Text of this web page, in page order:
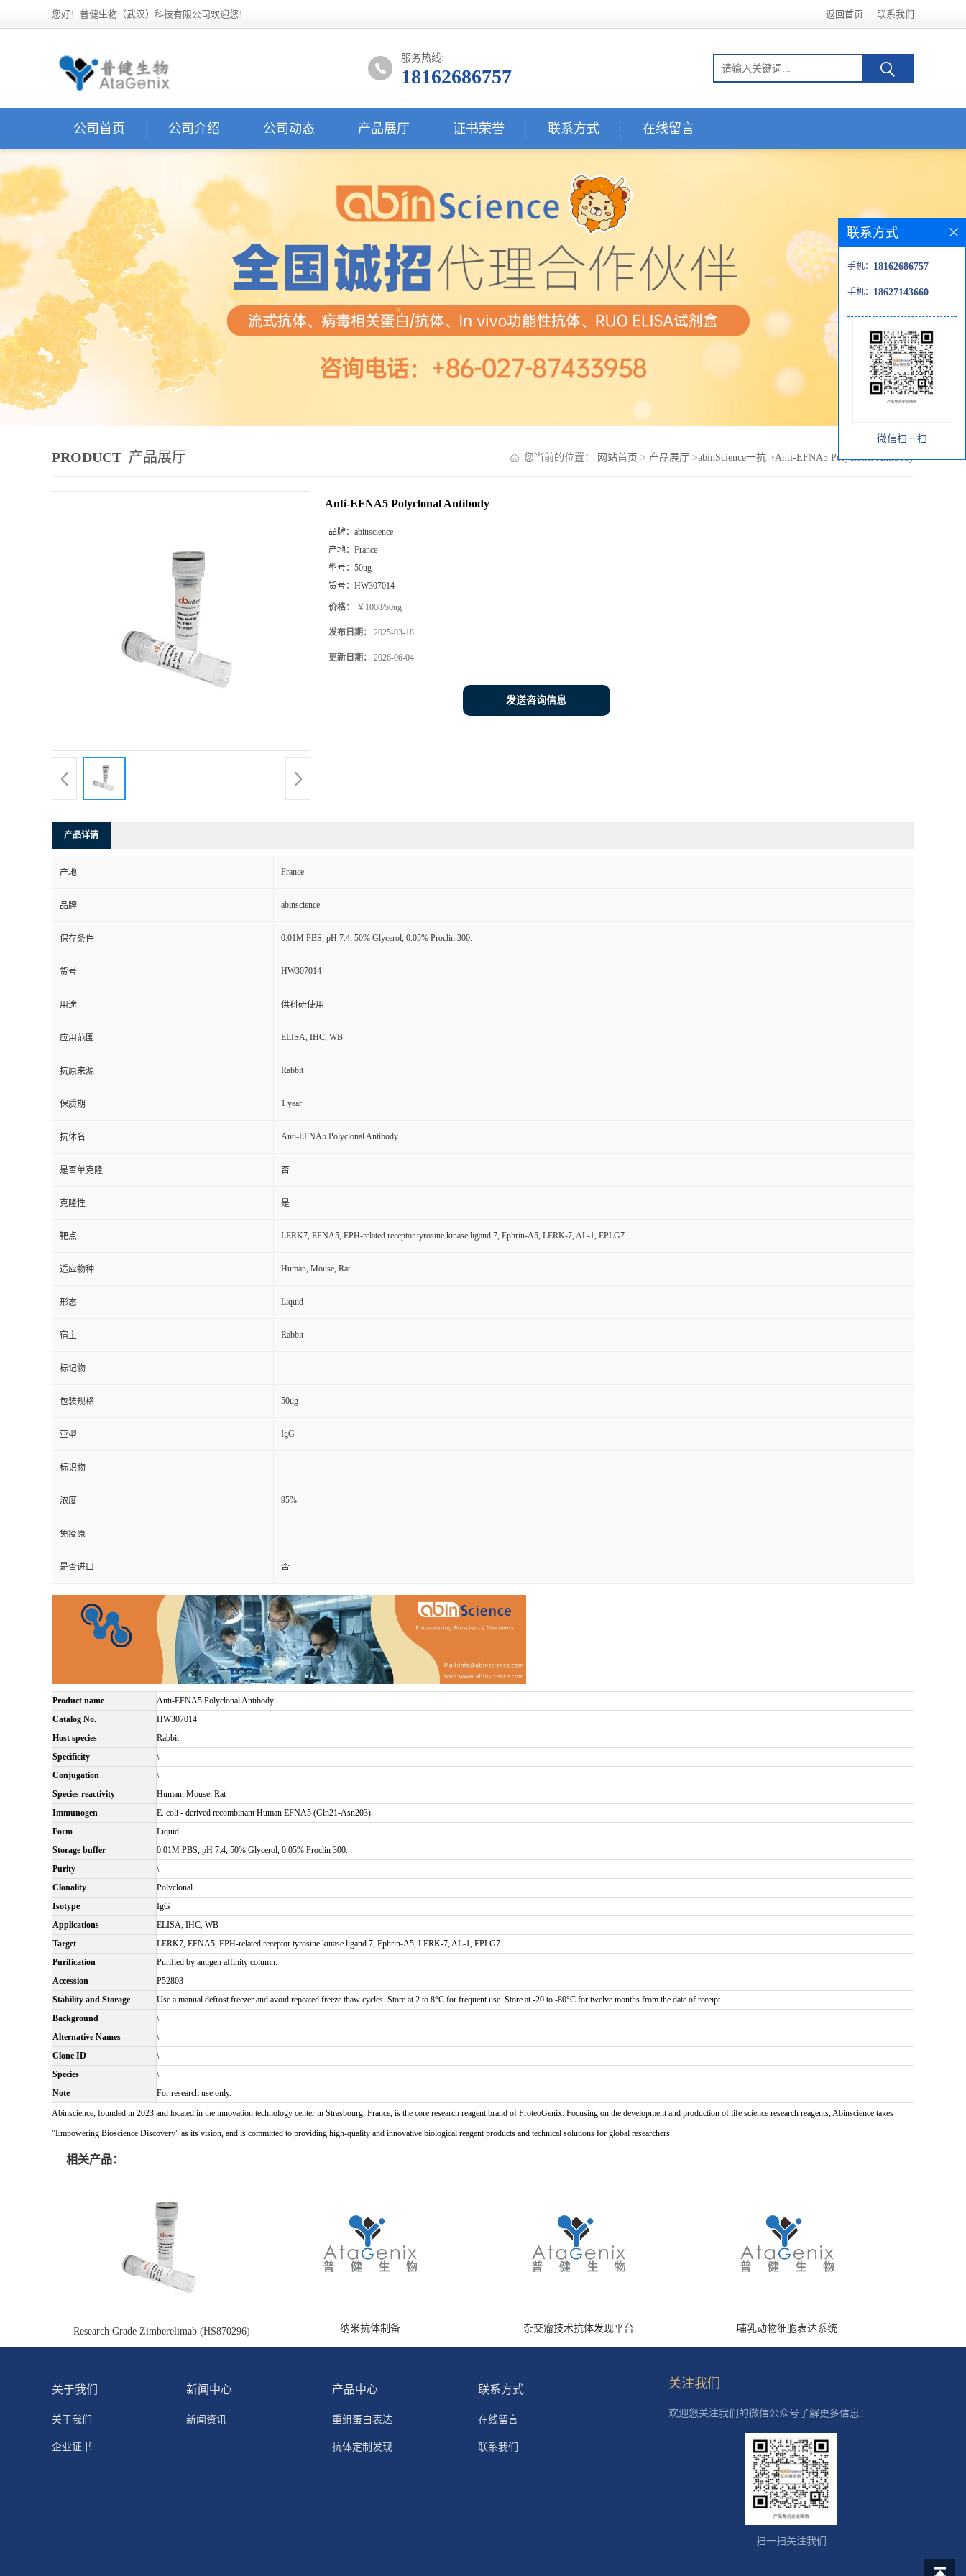
您好！普健生物（武汉）科技有限公司欢迎您！ 返回首页 | 联系我们
服务热线:
18162686757
公司首页 公司介绍 公司动态 产品展厅 证书荣誉 联系方式 在线留言
PRODUCT 产品展厅 您当前的位置： 网站首页 > 产品展厅 >abinScience一抗 >Anti-EFNA5 Polyclonal Antibody
Anti-EFNA5 Polyclonal Antibody
品牌： abinscience
产地： France
型号： 50ug
货号： HW307014
价格： ￥1008/50ug
发布日期： 2025-03-18
更新日期： 2026-06-04
发送咨询信息
产品详请
产地 France
品牌 abinscience
保存条件 0.01M PBS, pH 7.4, 50% Glycerol, 0.05% Proclin 300.
货号 HW307014
用途 供科研使用
应用范围 ELISA, IHC, WB
抗原来源 Rabbit
保质期 1 year
抗体名 Anti-EFNA5 Polyclonal Antibody
是否单克隆 否
克隆性 是
靶点 LERK7, EFNA5, EPH-related receptor tyrosine kinase ligand 7, Ephrin-A5, LERK-7, AL-1, EPLG7
适应物种 Human, Mouse, Rat
形态 Liquid
宿主 Rabbit
标记物
包装规格 50ug
亚型 IgG
标识物
浓度 95%
免疫原
是否进口 否
Product name
Anti-EFNA5 Polyclonal Antibody
Catalog No.
HW307014
Host species
Rabbit
Specificity
\
Conjugation
\
Species reactivity
Human, Mouse, Rat
Immunogen
E. coli - derived recombinant Human EFNA5 (Gln21-Asn203).
Form
Liquid
Storage buffer
0.01M PBS, pH 7.4, 50% Glycerol, 0.05% Proclin 300.
Purity
\
Clonality
Polyclonal
Isotype
IgG
Applications
ELISA, IHC, WB
Target
LERK7, EFNA5, EPH-related receptor tyrosine kinase ligand 7, Ephrin-A5, LERK-7, AL-1, EPLG7
Purification
Purified by antigen affinity column.
Accession
P52803
Stability and Storage
Use a manual defrost freezer and avoid repeated freeze thaw cycles. Store at 2 to 8°C for frequent use. Store at -20 to -80°C for twelve months from the date of receipt.
Background
\
Alternative Names
\
Clone ID
\
Species
\
Note
For research use only.
Abinscience, founded in 2023 and located in the innovation technology center in Strasbourg, France, is the core research reagent brand of ProteoGenix. Focusing on the development and production of life science research reagents, Abinscience takes
"Empowering Bioscience Discovery" as its vision, and is committed to providing high-quality and innovative biological reagent products and technical solutions for global researchers.
相关产品：
Research Grade Zimberelimab (HS870296) 纳米抗体制备 杂交瘤技术抗体发现平台 哺乳动物细胞表达系统
联系方式
手机： 18162686757
手机： 18627143660
微信扫一扫
关于我们
关于我们
企业证书
新闻中心
新闻资讯
产品中心
重组蛋白表达
抗体定制发现
联系方式
在线留言
联系我们
关注我们
欢迎您关注我们的微信公众号了解更多信息：
扫一扫关注我们